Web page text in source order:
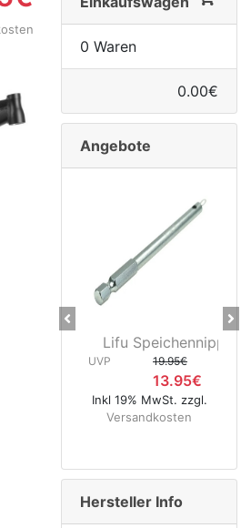
0 Waren
0.00€
Angebote
Lifu Speichennippelhalter
19.95€
13.95€
Inkl 19% MwSt. zzgl.
Versandkosten
CNC
UVP
Previous
Hersteller Info